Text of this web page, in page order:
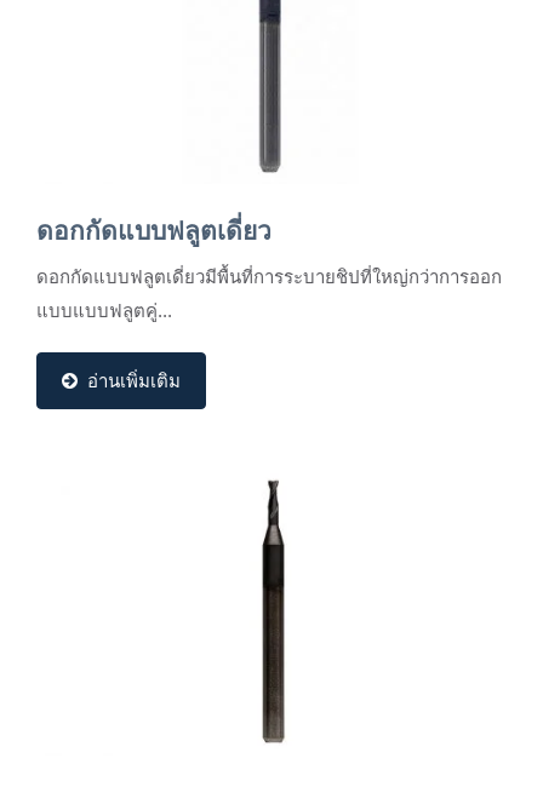
ดอกกัดแบบฟลูตเดี่ยว
ดอกกัดแบบฟลูตเดี่ยวมีพื้นที่การระบายชิปที่ใหญ่กว่าการออก
แบบแบบฟลูตคู่...
อ่านเพิ่มเติม